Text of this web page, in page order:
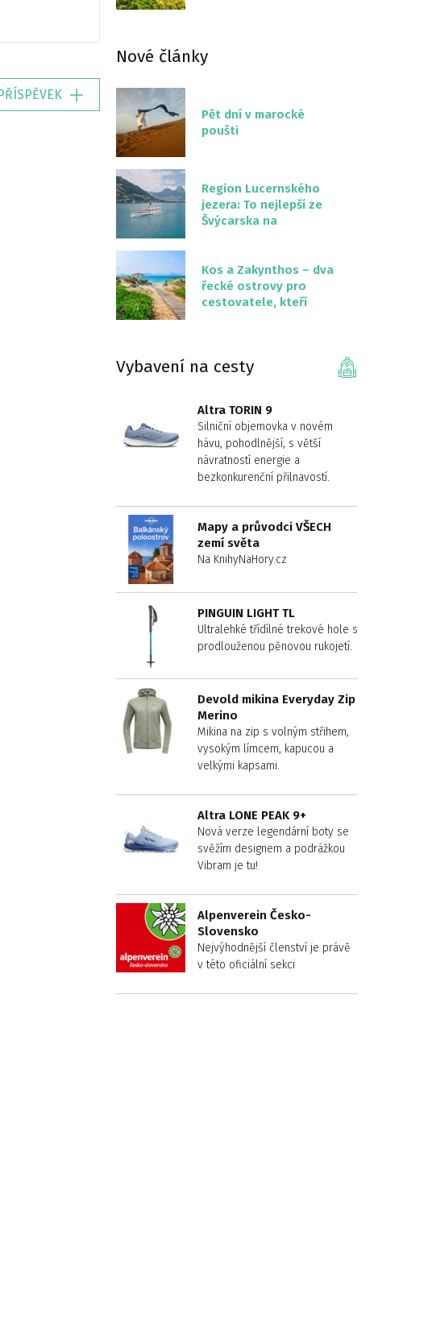
Nové články
Pět dní v marocké
poušti
Region Lucernského
jezera: To nejlepší ze
Švýcarska na
Kos a Zakynthos – dva
řecké ostrovy pro
cestovatele, kteří
Vybavení na cesty
Altra TORIN 9
Silniční objemovka v novém
hávu, pohodlnější, s větší
návratností energie a
bezkonkurenční přilnavostí.
Mapy a průvodci VŠECH
zemí světa
Na KnihyNaHory.cz
PINGUIN LIGHT TL
Ultralehké třídílné trekové hole s
prodlouženou pěnovou rukojetí.
Devold mikina Everyday Zip
Merino
Mikina na zip s volným střihem,
vysokým límcem, kapucou a
velkými kapsami.
Altra LONE PEAK 9+
Nová verze legendární boty se
svěžím designem a podrážkou
Vibram je tu!
Alpenverein Česko-
Slovensko
Nejvýhodnější členství je právě
v této oficiální sekci